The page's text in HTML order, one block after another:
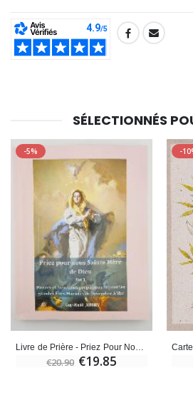
SHARE:
SÉLECTIONNÉS
-5%
€20.90 €19.85
-